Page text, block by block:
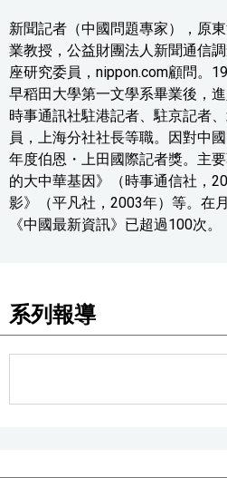
新聞記者（中國問題專家），原
業教授，公益財團法人新聞通信
座研究委員，nippon.com顧問。
早稻田大學第一文學系畢業後，
時事通訊社駐港記者、駐京記者
員，上海分社社長等職。因對中
年度伯恩・上田國際記者獎。主
的大中華基因》（時事通信社，
影》（平凡社，2003年）等。在
《中國最新資訊》已超過100次。
系列報導